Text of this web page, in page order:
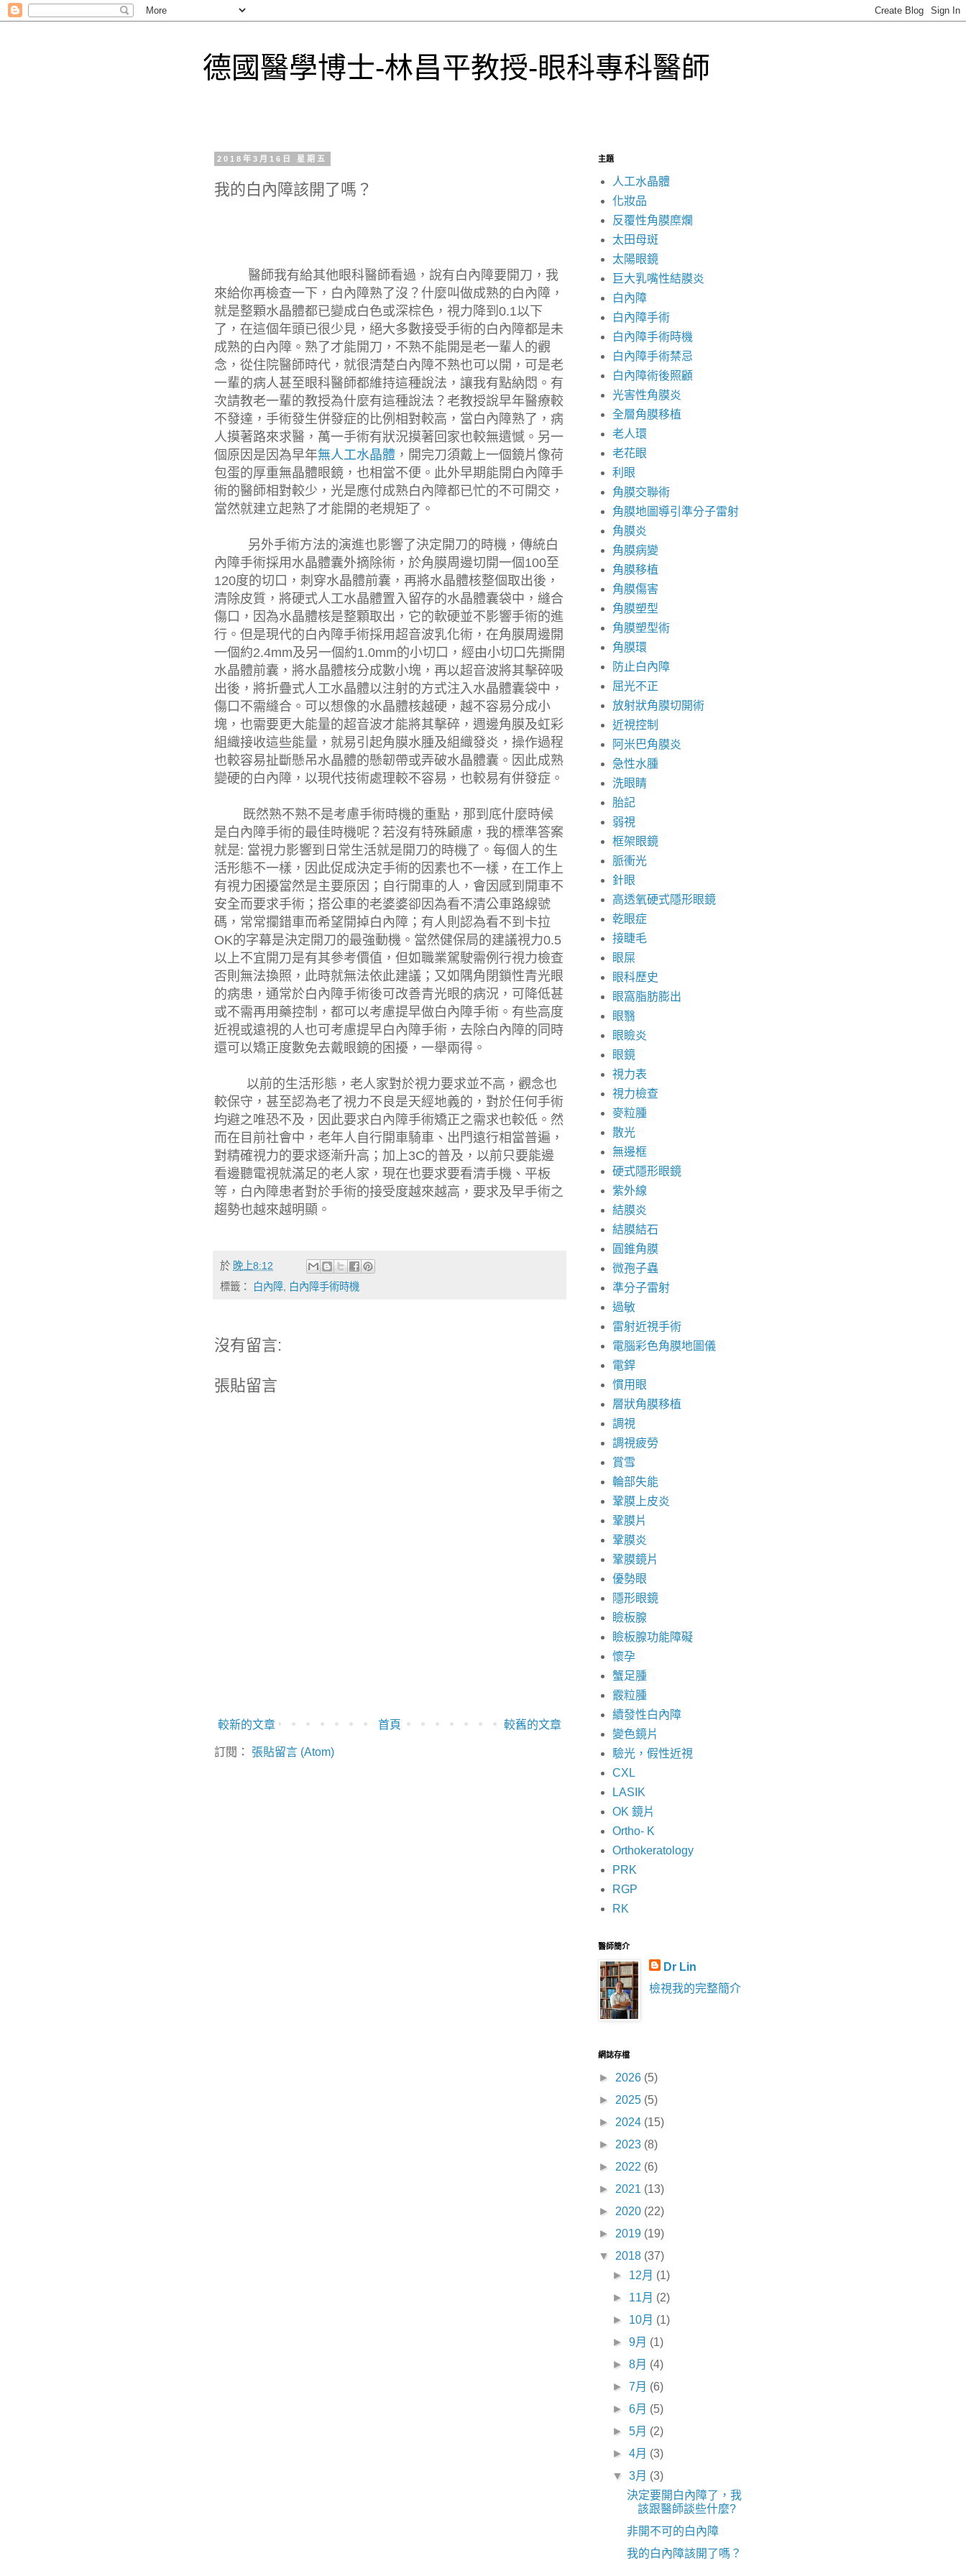
德國醫學博士-林昌平教授-眼科專科醫師
2018年3月16日 星期五
我的白內障該開了嗎？
醫師我有給其他眼科醫師看過，說有白內障要開刀，我
來給你再檢查一下，白內障熟了沒？什麼叫做成熟的白內障，
就是整顆水晶體都已變成白色或深棕色，視力降到 0.1以下
了，在這個年頭已很少見，絕大多數接受手術的白內障都是未
成熟的白內障。熟了才能開刀，不熟不能開是老一輩人的觀
念，從住院醫師時代，就很清楚白內障不熟也可以開，可是老
一輩的病人甚至眼科醫師都維持這種說法，讓我有點納悶。有
次請教老一輩的教授為什麼有這種說法？老教授說早年醫療較
不發達，手術發生併發症的比例相對較高，當白內障熟了，病
人摸著路來求醫，萬一手術有狀況摸著回家也較無遺憾。 另一
個原因是因為早年無人工水晶體 ，開完刀須戴上一個鏡片像荷
包蛋的厚重無晶體眼鏡，也相當不便。此外早期能開白內障手
術的醫師相對較少，光是應付成熟白內障都已忙的不可開交，
當然就建立起熟了才能開的老規矩了。
另外手術方法的演進也影響了決定開刀的時機，傳統白
內障手術採用水晶體囊外摘除術，於角膜周邊切開一個100至
120度的切口，刺穿水晶體前囊，再將水晶體核整個取出後，
清除皮質，將硬式人工水晶體置入留存的水晶體囊袋中，縫合
傷口，因為水晶體核是整顆取出，它的軟硬並不影響手術的進
行。但是現代的白內障手術採用超音波乳化術，在角膜周邊開
一個約2.4mm及另一個約1.0mm的小切口，經由小切口先撕開
水晶體前囊，將水晶體核分成數小塊，再以超音波將其擊碎吸
出後，將折疊式人工水晶體以注射的方式注入水晶體囊袋中，
傷口不需縫合。可以想像的水晶體核越硬，越不容易分成小
塊，也需要更大能量的超音波才能將其擊碎，週邊角膜及虹彩
組織接收這些能量，就易引起角膜水腫及組織發炎，操作過程
也較容易扯斷懸吊水晶體的懸韌帶或弄破水晶體囊。因此成熟
變硬的白內障，以現代技術處理較不容易，也較易有併發症。
既然熟不熟不是考慮手術時機的重點，那到底什麼時候
是白內障手術的最佳時機呢？若沒有特殊顧慮，我的標準答案
就是: 當視力影響到日常生活就是開刀的時機了。每個人的生
活形態不一樣，因此促成決定手術的因素也不一樣，在工作上
有視力困擾當然是主要原因；自行開車的人，會因感到開車不
安全而要求手術；搭公車的老婆婆卻因為看不清公車路線號
碼，常常攔錯車而希望開掉白內障；有人則認為看不到卡拉
OK的字幕是決定開刀的最強動機。當然健保局的建議視力0.5
以上不宜開刀是有其參考價值，但如職業駕駛需例行視力檢查
否則無法換照，此時就無法依此建議；又如隅角閉鎖性青光眼
的病患，通常於白內障手術後可改善青光眼的病況，可降低甚
或不需再用藥控制，都可以考慮提早做白內障手術。有些高度
近視或遠視的人也可考慮提早白內障手術，去除白內障的同時
還可以矯正度數免去戴眼鏡的困擾，一舉兩得。
以前的生活形態，老人家對於視力要求並不高，觀念也
較保守，甚至認為老了視力不良是天經地義的，對於任何手術
均避之唯恐不及，因此要求白內障手術矯正之需求也較低。然
而在目前社會中，老年人自行開車騎車、出門遠行相當普遍，
對精確視力的要求逐漸升高；加上3C的普及，以前只要能邊
看邊聽電視就滿足的老人家，現在也要求要看清手機、平板
等，白內障患者對於手術的接受度越來越高，要求及早手術之
趨勢也越來越明顯。
於 晚上8:12
標籤：
白內障, 白內障手術時機
沒有留言:
張貼留言
較新的文章 較舊的文章
首頁
訂閱： 張貼留言 (Atom)
主題
人工水晶體
化妝品
反覆性角膜糜爛
太田母斑
太陽眼鏡
巨大乳嘴性結膜炎
白內障
白內障手術
白內障手術時機
白內障手術禁忌
白內障術後照顧
光害性角膜炎
全層角膜移植
老人環
老花眼
利眼
角膜交聯術
角膜地圖導引準分子雷射
角膜炎
角膜病變
角膜移植
角膜傷害
角膜塑型
角膜塑型術
角膜環
防止白內障
屈光不正
放射狀角膜切開術
近視控制
阿米巴角膜炎
急性水腫
洗眼睛
胎記
弱視
框架眼鏡
脈衝光
針眼
高透氧硬式隱形眼鏡
乾眼症
接睫毛
眼屎
眼科歷史
眼窩脂肪膨出
眼翳
眼瞼炎
眼鏡
視力表
視力檢查
麥粒腫
散光
無邊框
硬式隱形眼鏡
紫外線
結膜炎
結膜結石
圓錐角膜
微孢子蟲
準分子雷射
過敏
雷射近視手術
電腦彩色角膜地圖儀
電銲
慣用眼
層狀角膜移植
調視
調視疲勞
賞雪
輪部失能
鞏膜上皮炎
鞏膜片
鞏膜炎
鞏膜鏡片
優勢眼
隱形眼鏡
瞼板腺
瞼板腺功能障礙
懷孕
蟹足腫
霰粒腫
續發性白內障
變色鏡片
驗光，假性近視
CXL
LASIK
OK 鏡片
Ortho- K
Orthokeratology
PRK
RGP
RK
醫師簡介
Dr Lin
檢視我的完整簡介
網誌存檔
► 2026 (5)
► 2025 (5)
► 2024 (15)
► 2023 (8)
► 2022 (6)
► 2021 (13)
► 2020 (22)
► 2019 (19)
▼ 2018 (37)
► 12月 (1)
► 11月 (2)
► 10月 (1)
►9月 (1)
►8月 (4)
►7月 (6)
►6月 (5)
►5月 (2)
►4月 (3)
▼3月 (3)
決定要開白內障了，我
該跟醫師談些什麼?
非開不可的白內障
我的白內障該開了嗎？